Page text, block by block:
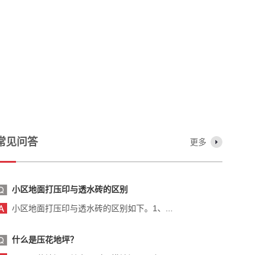
见问答 更多
小区地面打压印与透水砖的区别
小区地面打压印与透水砖的区别如下。1、...
什么是压花地坪？